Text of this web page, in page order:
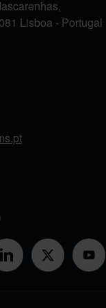
Lisboa - Portugal